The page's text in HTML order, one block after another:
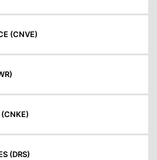
(CNVE)
(DRS)